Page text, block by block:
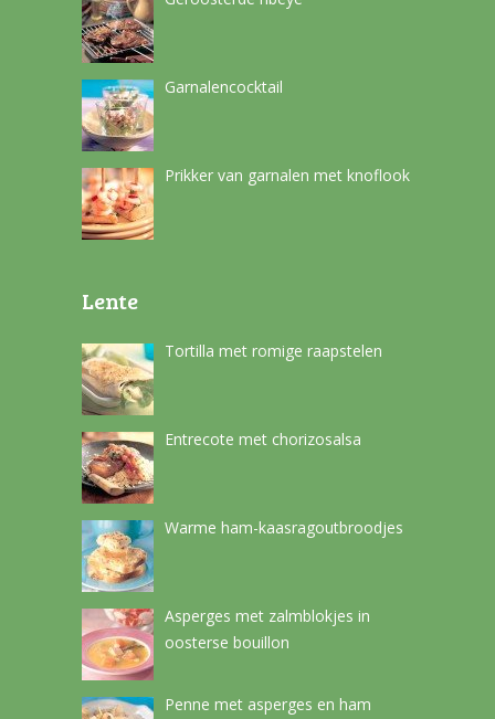
Garnalencocktail
Prikker van garnalen met knoflook
Lente
Tortilla met romige raapstelen
Entrecote met chorizosalsa
Warme ham-kaasragoutbroodjes
Asperges met zalmblokjes in
oosterse bouillon
Penne met asperges en ham